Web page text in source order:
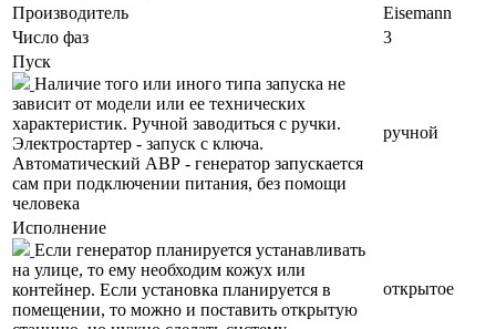
Производитель
Eisemann
Число фаз
3
Пуск
Наличие того или иного типа запуска не
зависит от модели или ее технических
характеристик. Ручной заводиться с ручки.
Электростартер - запуск с ключа.
Автоматический АВР - генератор запускается
сам при подключении питания, без помощи
человека
ручной
Исполнение
Если генератор планируется устанавливать
на улице, то ему необходим кожух или
контейнер. Если установка планируется в
помещении, то можно и поставить открытую
открытое